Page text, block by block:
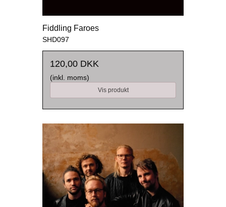
Fiddling Faroes
SHD097
120,00 DKK
(inkl. moms)
Vis produkt